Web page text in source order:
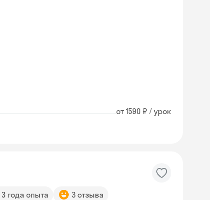
от 1590 ₽ / урок
3 года опыта 3 отзыва